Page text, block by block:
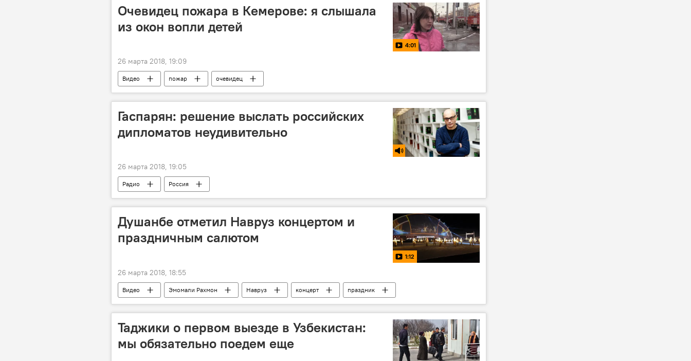
Очевидец пожара в Кемерове: я слышала
из окон вопли детей
4:01
26 марта 2018, 19:09
Видео пожар очевидец
Гаспарян: решение выслать российских
дипломатов неудивительно
26 марта 2018, 19:05
Радио Россия
Душанбе отметил Навруз концертом и
праздничным салютом
1:12
26 марта 2018, 18:55
Видео Эмомали Рахмон Навруз концерт
праздник
фейерверк
салют Таджикистан Новости Душанбе
Таджики о первом выезде в Узбекистан:
мы обязательно поедем еще